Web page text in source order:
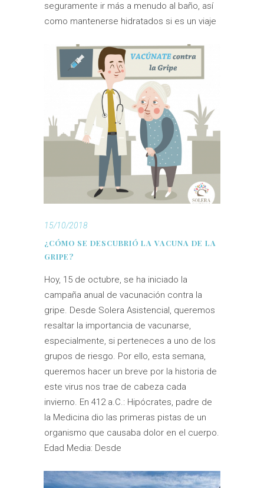
seguramente ir más a menudo al baño, así
como mantenerse hidratados si es un viaje
15/10/2018
¿CÓMO SE DESCUBRIÓ LA VACUNA DE LA
GRIPE?
Hoy, 15 de octubre, se ha iniciado la
campaña anual de vacunación contra la
gripe. Desde Solera Asistencial, queremos
resaltar la importancia de vacunarse,
especialmente, si perteneces a uno de los
grupos de riesgo. Por ello, esta semana,
queremos hacer un breve por la historia de
este virus nos trae de cabeza cada
invierno. En 412 a.C.: Hipócrates, padre de
la Medicina dio las primeras pistas de un
organismo que causaba dolor en el cuerpo.
Edad Media: Desde